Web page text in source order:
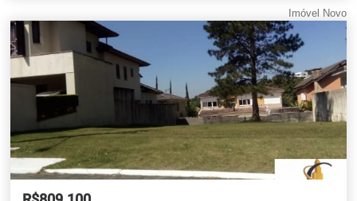
Imóvel Novo